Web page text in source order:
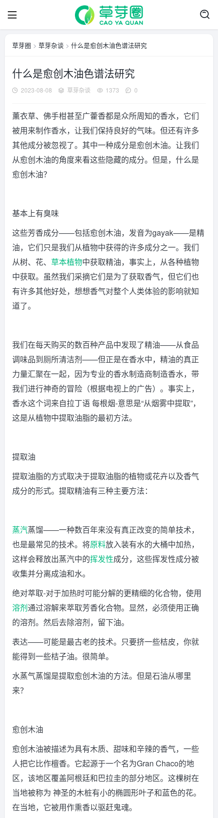
草芽圈 > 草芽杂谈 > 什么是愈创木油色谱法研究
什么是愈创木油色谱法研究
2023-08-08 草芽杂谈 1373 0
薰衣草、佛手柑甚至广藿香都是众所周知的香水，它们
被用来制作香水，让我们保持良好的气味。但还有许多
其他成分被忽视了。其中一种成分是愈创木油。让我们
从愈创木油的角度来看这些隐藏的成分。但是，什么是
愈创木油？
基本上有臭味
这些芳香成分——包括愈创木油，发音为gayak——是精
油，它们只是我们从植物中获得的许多成分之一。我们
从树、花、 草本植物中获取精油，事实上，从各种植物
中获取。虽然我们采摘它们是为了获取香气，但它们也
有许多其他好处，想想香气对整个人类体验的影响就知
道了。
我们在每天购买的数百种产品中发现了精油——从食品
调味品到厕所清洁剂——但正是在香水中，精油的真正
力量汇聚在一起，因为专业的香水制造商制造香水，带
我们进行神奇的冒险（根据电视上的广告）。事实上，
香水这个词来自拉丁语 每根烟-意思是“从烟雾中提取”，
这是从植物中提取油脂的最初方法。
提取油
提取油脂的方式取决于提取油脂的植物或花卉以及香气
成分的形式。提取精油有三种主要方法：
蒸汽蒸馏——一种数百年来没有真正改变的简单技术，
也是最常见的技术。将原料放入装有水的大桶中加热，
这样会释放出蒸汽中的挥发性成分，这些挥发性成分被
收集并分离成油和水。
绝对萃取-对于加热时可能分解的更精细的化合物，使用
溶剂通过溶解来萃取芳香化合物。显然，必须使用正确
的溶剂。然后去除溶剂，留下油。
表达——可能是最古老的技术。只要挤一些桔皮，你就
能得到一些桔子油。很简单。
水蒸气蒸馏是提取愈创木油的方法。但是石油从哪里
来？
愈创木油
愈创木油被描述为具有木质、甜味和辛辣的香气，一些
人把它比作檀香。它起源于一个名为Gran Chaco的地
区，该地区覆盖阿根廷和巴拉圭的部分地区。这棵树在
当地被称为 神圣的木桩有小的椭圆形叶子和蓝色的花。
在当地，它被用作熏香以驱赶鬼魂。